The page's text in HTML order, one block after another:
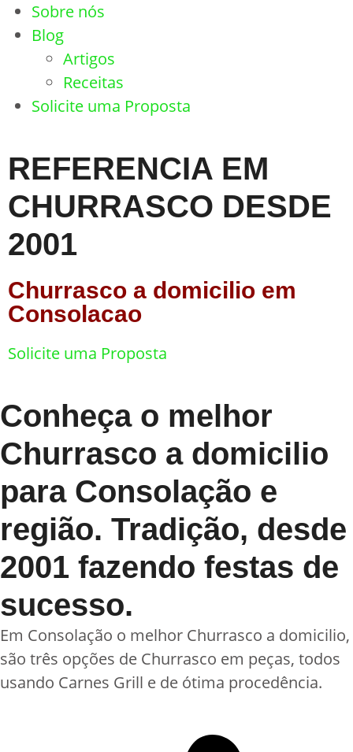
Sobre nós
Blog
Artigos
Receitas
Solicite uma Proposta
REFERENCIA EM
CHURRASCO DESDE
2001
Churrasco a domicilio em
Consolacao
Solicite uma Proposta
Conheça o melhor
Churrasco a domicilio
para Consolação e
região. Tradição, desde
2001 fazendo festas de
sucesso.
Em Consolação o melhor Churrasco a domicilio,
são três opções de Churrasco em peças, todos
usando Carnes Grill e de ótima procedência.